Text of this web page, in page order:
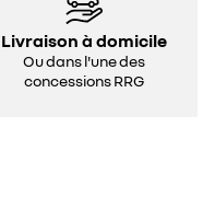
Livraison à domicile
Ou dans l'une des
concessions RRG